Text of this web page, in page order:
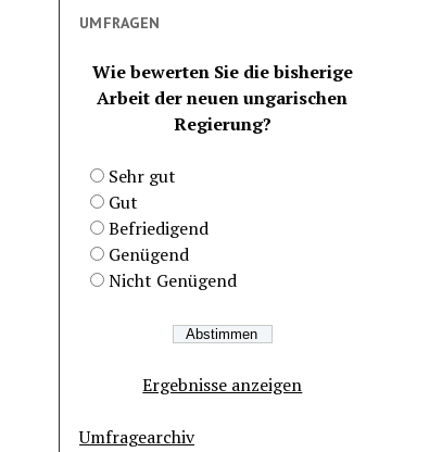
UMFRAGEN
Wie bewerten Sie die bisherige
Arbeit der neuen ungarischen
Regierung?
Sehr gut
Gut
Befriedigend
Genügend
Nicht Genügend
Ergebnisse anzeigen
Umfragearchiv